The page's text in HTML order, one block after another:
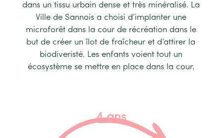
dans un tissu urbain dense et très minéralisé. La
Ville de Sannois a choisi d’implanter une
microforêt dans la cour de récréation dans le
but de créer un îlot de fraîcheur et d’attirer la
biodiveristé. Les enfants voient tout un
écosystème se mettre en place dans la cour.
4 ans